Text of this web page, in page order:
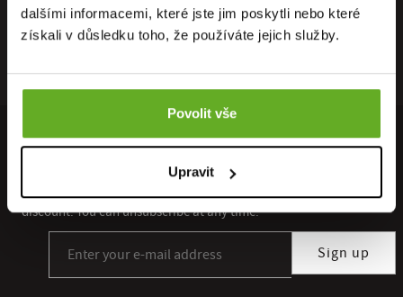
dalšími informacemi, které jste jim poskytli nebo které
získali v důsledku toho, že používáte jejich služby.
Povolit vše
Upravit
discount. You can unsubscribe at any time.
Sign up